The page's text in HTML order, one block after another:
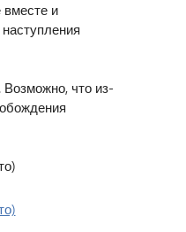
и
что из-